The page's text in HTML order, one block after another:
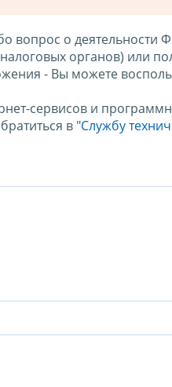
вопрос о деятельности
органов) или
- Вы можете
сервисов и
в "Службу